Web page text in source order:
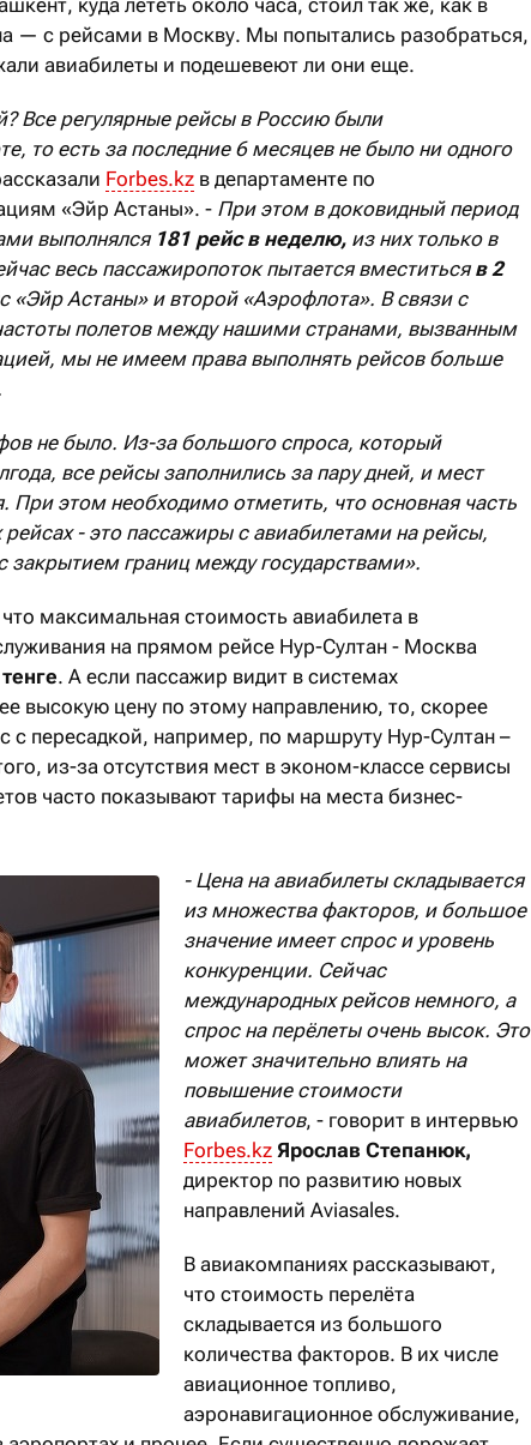
куда лететь около часа, стоил так же, как в
— с рейсами в Москву. Мы попытались разобраться,
авиабилеты и подешевеют ли они еще.
Все регулярные рейсы в Россию были
то есть за последние 6 месяцев не было ни одного
Forbes.kz в департаменте по
«Эйр Астаны». - При этом в доковидный период
выполнялся 181 рейс в неделю, из них только в
весь пассажиропоток пытается вместитьсяв 2
«Эйр Астаны» и второй «Аэрофлота». В связи с
полетов между нашими странами, вызванным
мы не имеем права выполнять рейсов больше
не было. Из-за большого спроса, который
все рейсы заполнились за пару дней, и мест
При этом необходимо отметить, что основная часть
- это пассажиры с авиабилетами на рейсы,
закрытием границ между государствами».
максимальная стоимость авиабилета в
на прямом рейсе Нур-Султан - Москва
тенге. А если пассажир видит в системах
высокую цену по этому направлению, то, скорее
с пересадкой, например, по маршруту Нур-Султан –
из-за отсутствия мест в эконом-классе сервисы
часто показывают тарифы на места бизнес-
- Цена на авиабилеты складывается
из множества факторов, и большое
значение имеет спрос и уровень
конкуренции. Сейчас
международных рейсов немного, а
спрос на перёлеты очень высок. Это
может значительно влиять на
повышение стоимости
авиабилетов, - говорит в интервью
Forbes.kz Ярослав Степанюк,
директор по развитию новых
направлений Aviasales.
В авиакомпаниях рассказывают,
что стоимость перелёта
складывается из большого
количества факторов. В их числе
авиационное топливо,
аэронавигационное обслуживание,